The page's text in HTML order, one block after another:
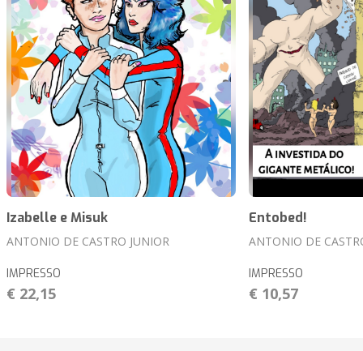
Izabelle e Misuk
ANTONIO DE CASTRO JUNIOR
IMPRESSO
€ 22,15
Entobed!
ANTONIO DE
IMPRESSO
€ 10,57